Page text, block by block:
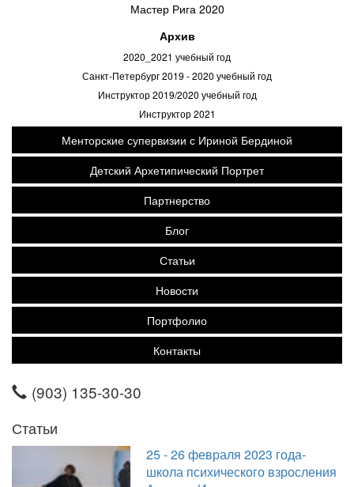
Мастер Рига 2020
Архив
2020_2021 учебный год
Санкт-Петербург 2019 - 2020 учебный год
Инструктор 2019/2020 учебный год
Инструктор 2021
Менторские супервизии с Ириной Бердиной
Детский Архетипический Портрет
Партнерство
Блог
Статьи
Новости
Портфолио
Контакты
(903) 135-30-30
Статьи
25 - 26 февраля 2023 года-
школа психического взросления